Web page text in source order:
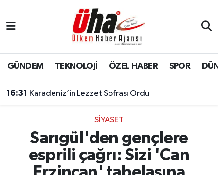
GÜNDEM TEKNOLOJİ ÖZEL HABER SPOR
16:31 Karadeniz’in Lezzet Sofrası Ordu
SİYASET
Sarıgül'den gençlere
esprili çağrı: Sizi 'Can
İstanbul Nöbetçi Eczaneler
İstanbul Hava Durumu
Süper Lig Puan Durumu ve Fikstür
Tüm Manşetler